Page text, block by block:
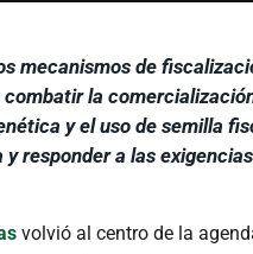
mecanismos de
la
y el uso de semilla
responder a las
volvió al centro de la